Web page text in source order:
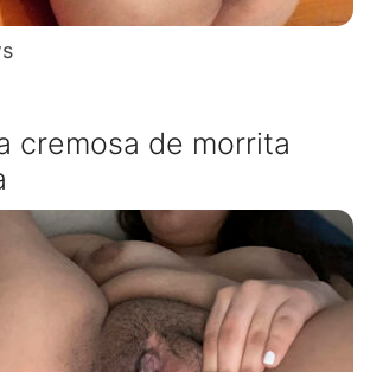
cremosa de morrita